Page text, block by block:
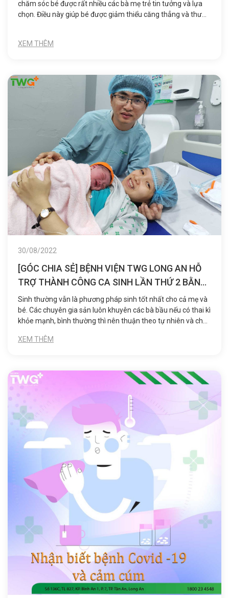
chăm sóc bé được rất nhiều các bà mẹ trẻ tin tưởng và lựa
chọn. Điều này giúp bé được giảm thiểu căng thẳng và thư
XEM THÊM
30/08/2022
[GÓC CHIA SẺ] BỆNH VIỆN TWG LONG AN HỖ
TRỢ THÀNH CÔNG CA SINH LẦN THỨ 2 BẰNG
PHƯƠNG PHÁP SINH THƯỜNG SAU LẦN ĐẦU
SINH MỔ
Sinh thường vẫn là phương pháp sinh tốt nhất cho cả mẹ và
bé. Các chuyên gia sản luôn khuyên các bà bầu nếu có thai kì
khỏe mạnh, bình thường thì nên thuận theo tự nhiên và chọn
XEM THÊM